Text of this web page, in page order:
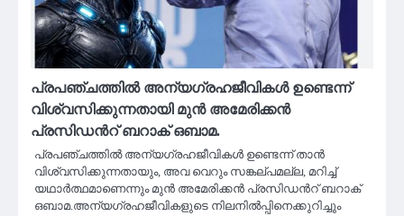
പ്രപഞ്ചത്തിൽ അന്യഗ്രഹജീവികൾ ഉണ്ടെന്ന്
വിശ്വസിക്കുന്നതായി മുൻ അമേരിക്കൻ
പ്രസിഡന്‍റ് ബറാക് ഒബാമ.
പ്രപഞ്ചത്തിൽ അന്യഗ്രഹജീവികൾ ഉണ്ടെന്ന് താൻ
വിശ്വസിക്കുന്നതായും, അവ വെറും സങ്കല്പമല്ല, മറിച്ച്
യഥാർത്ഥമാണെന്നും മുൻ അമേരിക്കൻ പ്രസിഡന്‍റ് ബറാക്
ഒബാമ.അന്യഗ്രഹജീവികളുടെ നിലനിൽപ്പിനെക്കുറിച്ചും